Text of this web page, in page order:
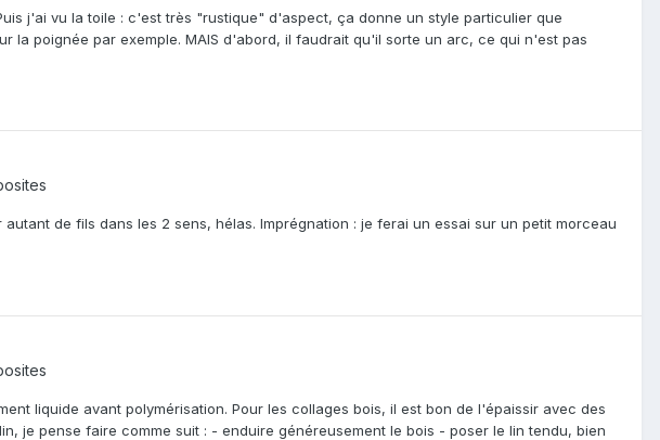
j'ai vu la toile : c'est très "rustique" d'aspect, ça donne un style particulier que
la poignée par exemple. MAIS d'abord, il faudrait qu'il sorte un arc, ce qui n'est pas
de fils dans les 2 sens, hélas. Imprégnation : je ferai un essai sur un petit morceau
liquide avant polymérisation. Pour les collages bois, il est bon de l'épaissir avec des
je pense faire comme suit : - enduire généreusement le bois - poser le lin tendu, bien